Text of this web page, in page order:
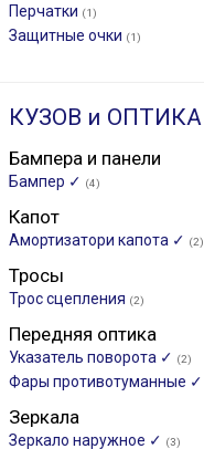
Перчатки (1)
Защитные очки (1)
КУЗОВ и ОПТИКА
Бампера и панели
Бампер ✓ (4)
Капот
Амортизатори капота ✓ (2)
Тросы
Трос сцепления (2)
Передняя оптика
Указатель поворота ✓ (2)
Фары противотуманные ✓
Зеркала
Зеркало наружное ✓ (3)